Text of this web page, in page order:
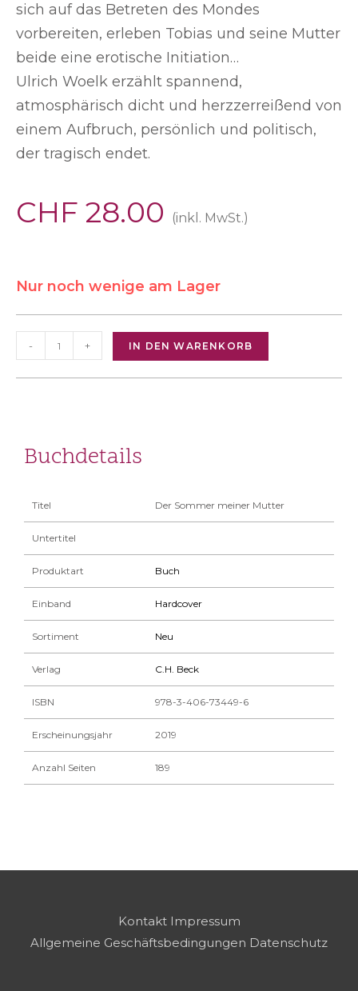
sich auf das Betreten des Mondes
vorbereiten, erleben Tobias und seine Mutter
beide eine erotische Initiation…
Ulrich Woelk erzählt spannend,
atmosphärisch dicht und herzzerreißend von
einem Aufbruch, persönlich und politisch,
der tragisch endet.
CHF 28.00 (inkl. MwSt.)
Nur noch wenige am Lager
- + IN DEN WARENKORB
Buchdetails
Titel Der Sommer meiner Mutter
Untertitel
Produktart Buch
Einband Hardcover
Sortiment Neu
Verlag C.H. Beck
ISBN 978-3-406-73449-6
Erscheinungsjahr 2019
Anzahl Seiten 189
Kontakt Impressum
Allgemeine Geschäftsbedingungen Datenschutz